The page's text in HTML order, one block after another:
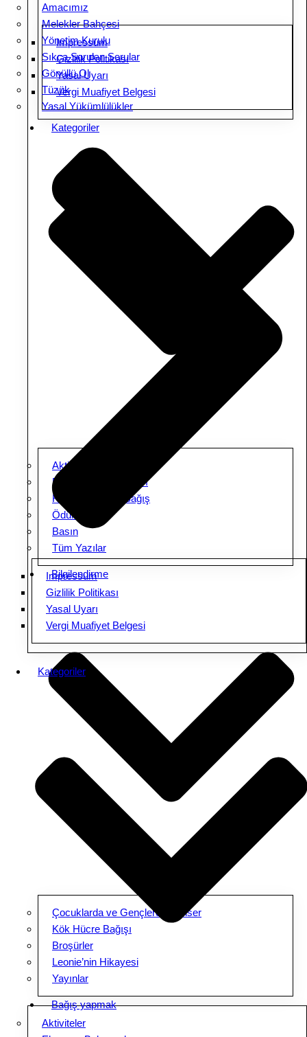
Impressum
Gizlilik Politikası
Yasal Uyarı
Vergi Muafiyet Belgesi
Kategoriler
Aktiviteler
Ebeveyn Buluşmaları
Kampanyalar & Bağış
Ödüller
Basın
Tüm Yazılar
Bilgilendirme
Çocuklarda ve Gençlerde Kanser
Kök Hücre Bağışı
Broşürler
Leonie’nin Hikayesi
Yayınlar
Bağış yapmak
Amacımız
Melekler Bahçesi
Yönetim Kurulu
Sıkça Sorulan Sorular
Gönüllü Ol
Tüzük
Yasal Yükümlülükler
Impressum
Gizlilik Politikası
Yasal Uyarı
Vergi Muafiyet Belgesi
Kategoriler
Aktiviteler